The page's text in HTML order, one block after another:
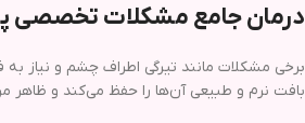
درمان جامع مشکلات تخصصی
برخی مشکلات مانند تیرگی اطراف چشم و نیاز به
بافت نرم و طبیعی آن‌ها را حفظ می‌کند و ظاهر